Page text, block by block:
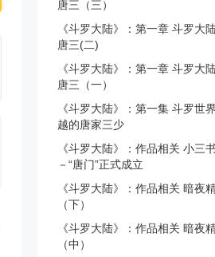
唐三（三）
《斗罗大陆》：第一章 斗罗大
唐三(二)
《斗罗大陆》：第一章 斗罗大
唐三（一）
《斗罗大陆》：第一集 斗罗世
越的唐家三少
《斗罗大陆》：作品相关 小三
－“唐门”正式成立
《斗罗大陆》：作品相关 暗夜
（下）
《斗罗大陆》：作品相关 暗夜
（中）